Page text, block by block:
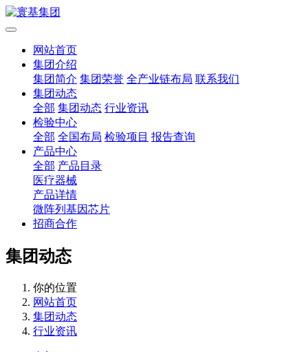
网站首页
集团介绍
集团简介 集团荣誉 全产业链布局 联系我们
集团动态
全部 集团动态 行业资讯
检验中心
全部 全国布局 检验项目 报告查询
产品中心
全部 产品目录
医疗器械
产品详情
微阵列基因芯片
招商合作
集团动态
你的位置
网站首页
集团动态
行业资讯